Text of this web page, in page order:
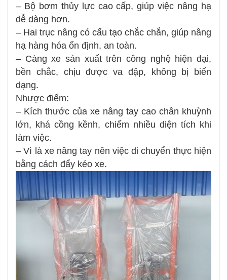
– Bộ bơm thủy lực cao cấp, giúp việc nâng hạ
dễ dàng hơn.
– Hai trục nâng có cấu tạo chắc chắn, giúp nâng
hạ hàng hóa ổn định, an toàn.
– Càng xe sản xuất trên công nghệ hiện đại,
bền chắc, chịu được va đập, không bị biến
dạng.
Nhược điểm:
– Kích thước của xe nâng tay cao chân khuỳnh
lớn, khá cồng kềnh, chiếm nhiều diện tích khi
làm việc.
– Vì là xe nâng tay nên việc di chuyển thực hiện
bằng cách đẩy kéo xe.